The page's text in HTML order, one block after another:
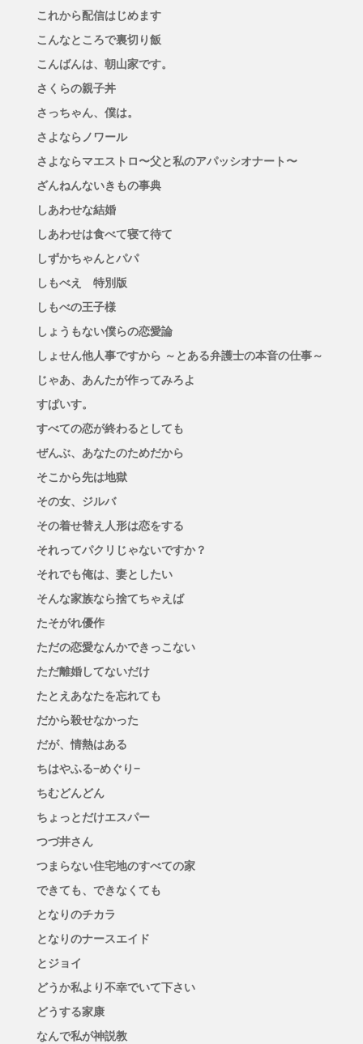
これから配信はじめます
こんなところで裏切り飯
こんばんは、朝山家です。
さくらの親子丼
さっちゃん、僕は。
さよならノワール
さよならマエストロ〜父と私のアパッシオナート〜
ざんねんないきもの事典
しあわせな結婚
しあわせは食べて寝て待て
しずかちゃんとパパ
しもべえ 特別版
しもべの王子様
しょうもない僕らの恋愛論
しょせん他人事ですから ～とある弁護士の本音の仕事～
じゃあ、あんたが作ってみろよ
すぱいす。
すべての恋が終わるとしても
ぜんぶ、あなたのためだから
そこから先は地獄
その女、ジルバ
その着せ替え人形は恋をする
それってパクリじゃないですか？
それでも俺は、妻としたい
そんな家族なら捨てちゃえば
たそがれ優作
ただの恋愛なんかできっこない
ただ離婚してないだけ
たとえあなたを忘れても
だから殺せなかった
だが、情熱はある
ちはやふる−めぐり−
ちむどんどん
ちょっとだけエスパー
つづ井さん
つまらない住宅地のすべての家
できても、できなくても
となりのチカラ
となりのナースエイド
とジョイ
どうか私より不幸でいて下さい
どうする家康
なんで私が神説教